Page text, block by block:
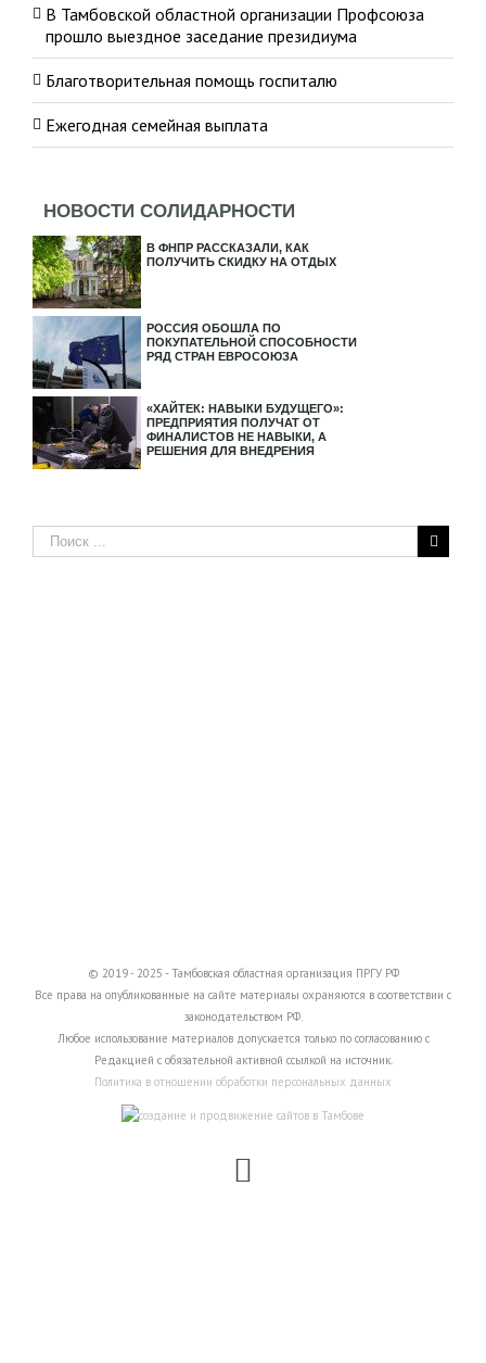
В Тамбовской областной организации Профсоюза
прошло выездное заседание президиума
Благотворительная помощь госпиталю
Ежегодная семейная выплата
НОВОСТИ СОЛИДАРНОСТИ
В ФНПР РАССКАЗАЛИ, КАК
ПОЛУЧИТЬ СКИДКУ НА ОТДЫХ
РОССИЯ ОБОШЛА ПО
ПОКУПАТЕЛЬНОЙ СПОСОБНОСТИ
РЯД СТРАН ЕВРОСОЮЗА
«ХАЙТЕК: НАВЫКИ БУДУЩЕГО»:
ПРЕДПРИЯТИЯ ПОЛУЧАТ ОТ
ФИНАЛИСТОВ НЕ НАВЫКИ, А
РЕШЕНИЯ ДЛЯ ВНЕДРЕНИЯ
© 2019 - 2025 - Тамбовская областная организация ПРГУ РФ
Все права на опубликованные на сайте материалы охраняются в соответствии с
законодательством РФ.
Любое использование материалов допускается только по согласованию с
Редакцией с обязательной активной ссылкой на источник.
Политика в отношении обработки персональных данных